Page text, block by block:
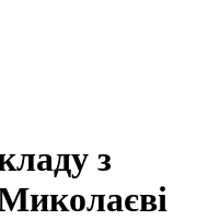
з